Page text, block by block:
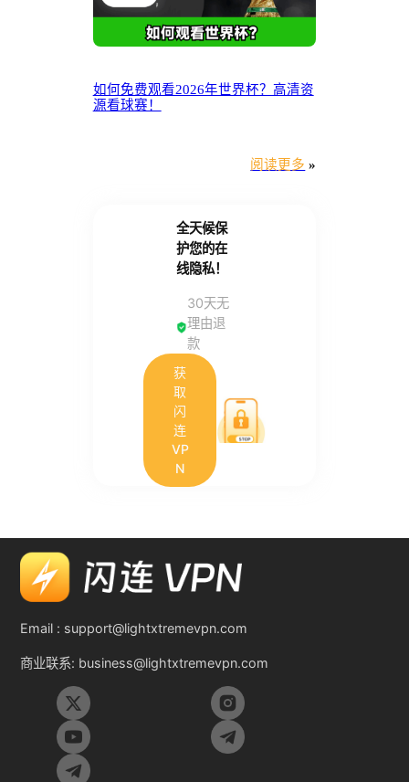
如何免费观看2026年世界杯？高清资
源看球赛！
阅读更多 »
全天候保
护您的在
线隐私！
30天无
理由退
款
获
取
闪
连
VP
N
Email : support@lightxtremevpn.com
商业联系: business@lightxtremevpn.com